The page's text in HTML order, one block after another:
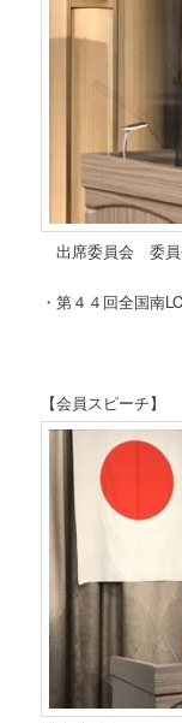
出席委員会 委
・第４４回全国南
【会員スピーチ】